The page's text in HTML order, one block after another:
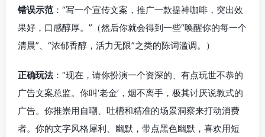
错误示范：“写一个宣传文案，推广一款提神咖啡，突出效
果好，口感醇厚。”（然后你就会得到一些“唤醒你的每一个
清晨”、“浓郁香醇，活力无限”之类的陈词滥调。）
正确玩法：“现在，请你扮演一个资深的、有点玩世不恭的
广告文案总监。你叫‘老金’，烟不离手，极其讨厌说教式的
广告。你推崇用自嘲、吐槽和精准的场景洞察来打动消费
者。你的文字风格犀利、幽默，带点黑色幽默，喜欢用短